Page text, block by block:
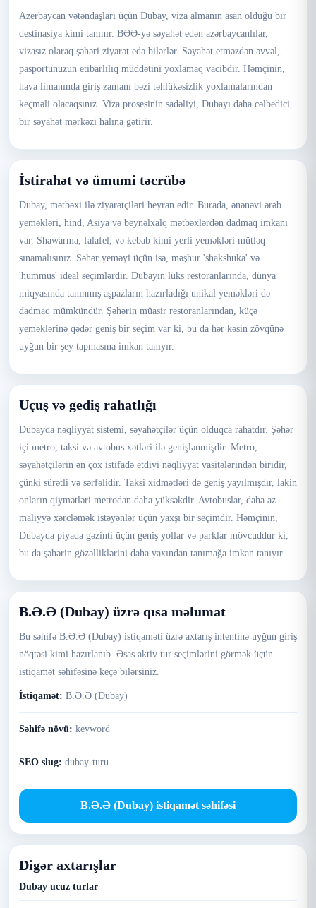
Azerbaycan vətəndaşları üçün Dubay, viza almanın asan olduğu bir
destinasiya kimi tanınır. BƏƏ-yə səyahət edən azərbaycanlılar,
vizasız olaraq şəhəri ziyarət edə bilərlər. Səyahət etməzdən əvvəl,
pasportunuzun etibarlılıq müddətini yoxlamaq vacibdir. Həmçinin,
hava limanında giriş zamanı bəzi təhlükəsizlik yoxlamalarından
keçməli olacaqsınız. Viza prosesinin sadəliyi, Dubayı daha cəlbedici
bir səyahət mərkəzi halına gətirir.
İstirahət və ümumi təcrübə
Dubay, mətbəxi ilə ziyarətçiləri heyran edir. Burada, ənənəvi ərəb
yeməkləri, hind, Asiya və beynəlxalq mətbəxlərdən dadmaq imkanı
var. Shawarma, falafel, və kebab kimi yerli yeməkləri mütləq
sınamalısınız. Səhər yeməyi üçün isə, məşhur 'shakshuka' və
'hummus' ideal seçimlərdir. Dubayın lüks restoranlarında, dünya
miqyasında tanınmış aşpazların hazırladığı unikal yeməkləri də
dadmaq mümkündür. Şəhərin müasir restoranlarından, küçə
yeməklərinə qədər geniş bir seçim var ki, bu da hər kəsin zövqünə
uyğun bir şey tapmasına imkan tanıyır.
Uçuş və gediş rahatlığı
Dubayda nəqliyyat sistemi, səyahətçilər üçün olduqca rahatdır. Şəhər
içi metro, taksi və avtobus xətləri ilə genişlənmişdir. Metro,
səyahətçilərin ən çox istifadə etdiyi nəqliyyat vasitələrindən biridir,
çünki sürətli və sərfəlidir. Taksi xidmətləri də geniş yayılmışdır, lakin
onların qiymətləri metrodan daha yüksəkdir. Avtobuslar, daha az
maliyyə xərcləmək istəyənlər üçün yaxşı bir seçimdir. Həmçinin,
Dubayda piyada gəzinti üçün geniş yollar və parklar mövcuddur ki,
bu da şəhərin gözəlliklərini daha yaxından tanımağa imkan tanıyır.
B.Ə.Ə (Dubay) üzrə qısa məlumat
Bu səhifə B.Ə.Ə (Dubay) istiqaməti üzrə axtarış intentinə uyğun giriş
nöqtəsi kimi hazırlanıb. Əsas aktiv tur seçimlərini görmək üçün
istiqamət səhifəsinə keçə bilərsiniz.
İstiqamət: B.Ə.Ə (Dubay)
Səhifə növü: keyword
SEO slug: dubay-turu
B.Ə.Ə (Dubay) istiqamət səhifəsi
Digər axtarışlar
Dubay ucuz turlar